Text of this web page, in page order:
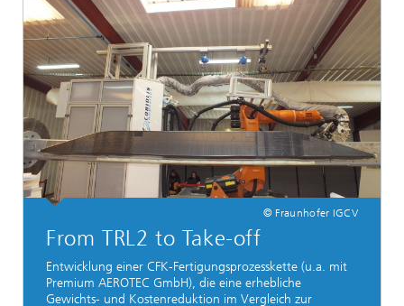
© Fraunhofer IGCV
From TRL2 to Take-off
Entwicklung einer CFK-Fertigungsprozesskette (u.a. mit
Premium AEROTEC GmbH), die eine erhebliche
Gewichts- und Kostenreduktion im Vergleich zur